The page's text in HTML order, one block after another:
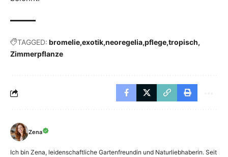
TAGGED: bromelie exotik neoregelia pflege tropisch
Zimmerpflanze
Zena
Ich bin Zena, leidenschaftliche Gartenfreundin und Naturliebhaberin. Seit